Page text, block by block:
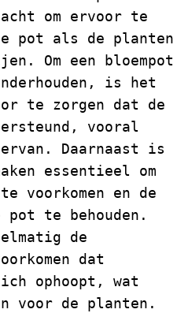
om ervoor te
pot als de planten
Om een bloempot
is het
te zorgen dat de
vooral
Daarnaast is
essentieel om
voorkomen en de
te behouden.
de
dat
ophoopt, wat
voor de planten.